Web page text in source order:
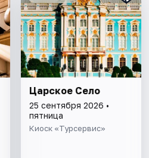
Царское Село
25 сентября 2026 •
пятница
Киоск «Турсервис»